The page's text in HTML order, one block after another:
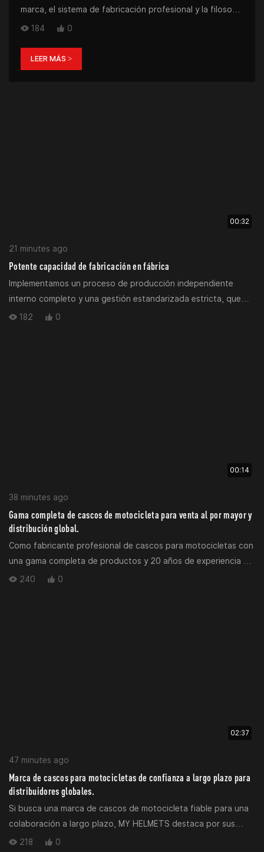
marca, el sistema de fabricación profesional y la filosofía
de producto de MY HELMETS, un fabricante mundial de
184 0
LEER MÁS >
00:32
21 minutes ago
Potente capacidad de fabricación en fábrica
Implementamos un proceso de producción independiente
interno completo y una gestión estandarizada estricta, que
abarca todos los eslabones clave, desde el procesamiento de
182 0
00:14
38 minutes ago
Gama completa de cascos de motocicleta para venta al por mayor y
distribución global.
Como fabricante profesional de cascos para motocicletas con
una gama completa de productos y 20 años de experiencia en
la fabricación, MY HELMETS ofrece una cartera completa de
240 0
02:37
47 minutes ago
Marca de cascos para motocicletas de confianza a largo plazo para
distribuidores globales.
Si busca una marca de cascos de motocicleta fiable para una
colaboración a largo plazo, MY HELMETS destaca por sus
ventajas competitivas clave que impulsan una rentabilidad
218 0